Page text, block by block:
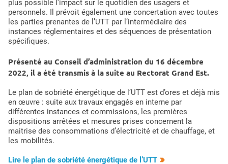
plus possible l’impact sur le quotidien des usagers et
personnels. Il prévoit également une concertation avec toutes
les parties prenantes de l’UTT par l’intermédiaire des
instances réglementaires et des séquences de présentation
spécifiques.
Présenté au Conseil d’administration du 16 décembre
2022, il a été transmis à la suite au Rectorat Grand Est.
Le plan de sobriété énergétique de l’UTT est d’ores et déjà mis
en œuvre : suite aux travaux engagés en interne par
différentes instances et commissions, les premières
dispositions arrêtées et mesures prises concernent la
maitrise des consommations d’électricité et de chauffage, et
les mobilités.
Lire le plan de sobriété énergétique de l’UTT